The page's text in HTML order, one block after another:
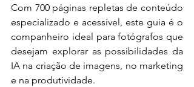
Com 700 páginas repletas de conteúdo
especializado e acessível, este guia é o
companheiro ideal para fotógrafos que
desejam explorar as possibilidades da
IA na criação de imagens, no marketing
e na produtividade.